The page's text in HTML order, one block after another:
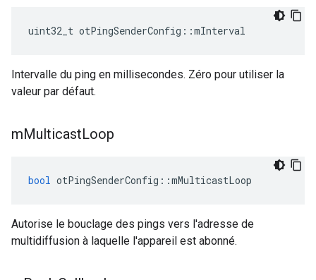
uint32_t otPingSenderConfig ::mInterval
Intervalle du ping en millisecondes. Zéro pour utiliser la
valeur par défaut.
mMulticastLoop
bool otPingSenderConfig ::mMulticastLoop
Autorise le bouclage des pings vers l'adresse de
multidiffusion à laquelle l'appareil est abonné.